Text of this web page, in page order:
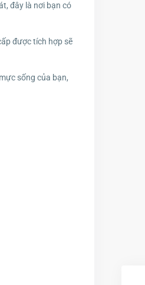
đây là nơi bạn có
được tích hợp sẽ
sống của bạn,